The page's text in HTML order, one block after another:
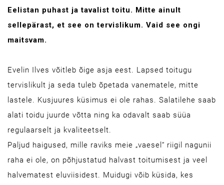
Eelistan puhast ja tavalist toitu. Mitte ainult
sellepärast, et see on tervislikum. Vaid see ongi
maitsvam.
Evelin Ilves võitleb õige asja eest. Lapsed toitugu
tervislikult ja seda tuleb õpetada vanematele, mitte
lastele. Kusjuures küsimus ei ole rahas. Salatilehe saab
alati toidu juurde võtta ning ka odavalt saab süüa
regulaarselt ja kvaliteetselt.
Paljud haigused, mille raviks meie „vaesel“ riigil nagunii
raha ei ole, on põhjustatud halvast toitumisest ja veel
halvematest eluviisidest. Muidugi võib küsida, kes